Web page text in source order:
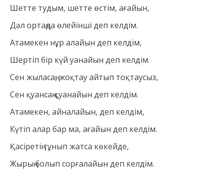
Шетте тудым, шетте өстім, ағайын,
Дәл ортаңда өлейінші деп келдім.
Атамекен нұр алайын деп келдім,
Шертіп бір күй уанайын деп келдім.
Сен жыласаң, жоқтау айтып тоқтаусыз,
Сен қуансаң қуанайын деп келдім.
Атамекен, айналайын, деп келдім,
Күтіп алар бар ма, ағайын деп келдім.
Қасіретің тұнып жатса көкейде,
Жырың болып сорғалайын деп келдім.